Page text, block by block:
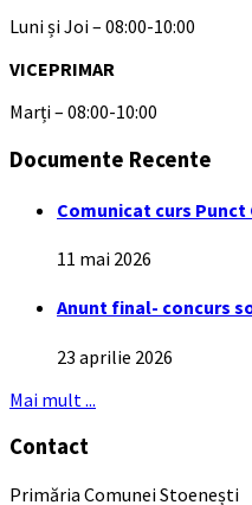
Luni și Joi – 08:00-10:00
VICEPRIMAR
Marți – 08:00-10:00
Documente Recente
Comunicat curs
11 mai 2026
Anunt final- concurs
23 aprilie 2026
Mai mult ...
Contact
Primăria Comunei Stoenești